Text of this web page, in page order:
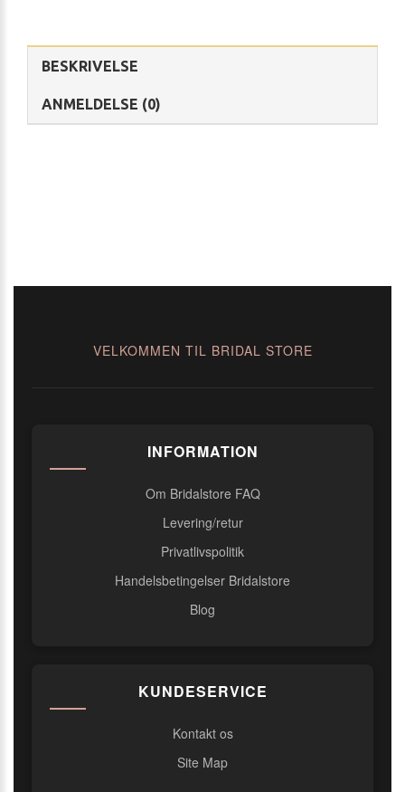
BESKRIVELSE
ANMELDELSE (0)
VELKOMMEN TIL BRIDAL STORE
INFORMATION
Om Bridalstore FAQ
Levering/retur
Privatlivspolitik
Handelsbetingelser Bridalstore
Blog
KUNDESERVICE
Kontakt os
Site Map